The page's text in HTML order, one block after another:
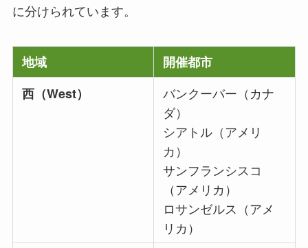
に分けられています。
地域
開催都市
西（West）
バンクーバー（カナ
ダ）
シアトル（アメリ
カ）
サンフランシスコ
（アメリカ）
ロサンゼルス（アメ
リカ）